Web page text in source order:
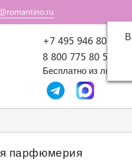
+7 495 946 80 07
8 800 775 80 51
Бесплатно из любого
парфюмерия